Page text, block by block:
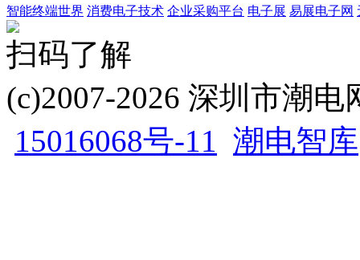
智能终端世界 消费电子技术 企业采购平台 电子展 易展电子网
扫码了解
(c)2007-2026 深圳市潮
15016068号-11 潮电智库